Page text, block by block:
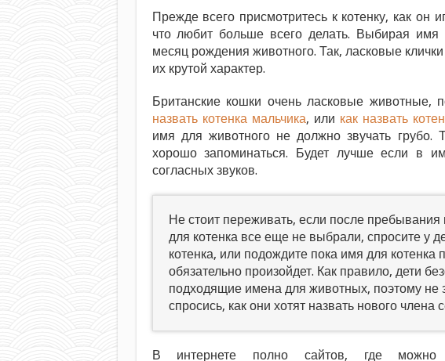
Прежде всего присмотритесь к котенку, как он
что любит больше всего делать. Выбирая имя
месяц рождения животного. Так, ласковые
их крутой характер.
Британские кошки очень ласковые животные,
назвать котенка мальчика, или как назвать
имя для животного не должно звучать
хорошо запоминаться. Будет лучше если в
согласных звуков.
Не стоит переживать, если после
для котенка все еще не выбрали, спросите у
котенка, или подождите пока имя для котенка
обязательно произойдет. Как правило, дети
подходящие имена для животных, поэтому не
спросись, как они хотят назвать нового члена
В интернете полно сайтов, где можно